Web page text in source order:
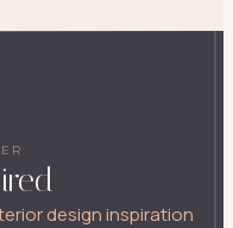
design inspiration